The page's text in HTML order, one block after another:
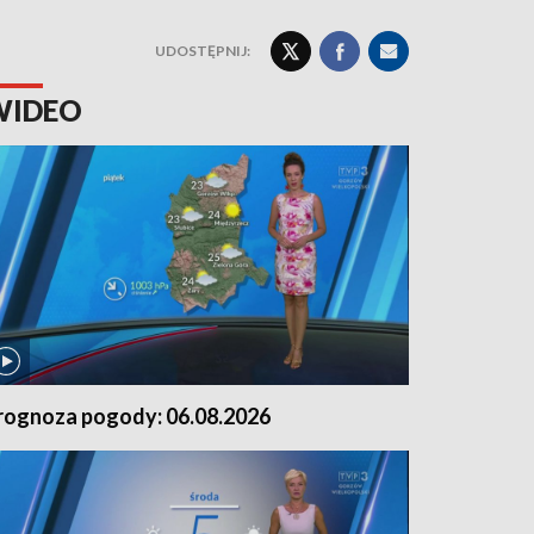
UDOSTĘPNIJ:
pogody: 06.08.2026